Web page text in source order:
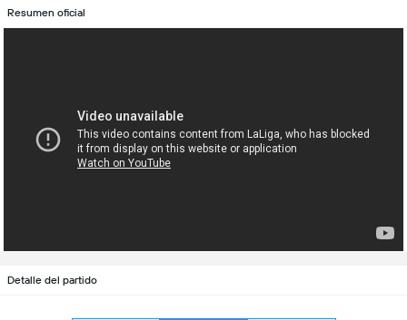
Resumen oficial
Detalle del partido